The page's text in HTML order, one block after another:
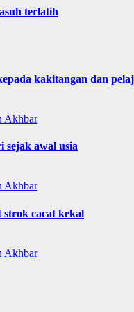
terlatih
kakitangan dan
Akhbar
sejak awal usia
Akhbar
strok cacat kekal
Akhbar